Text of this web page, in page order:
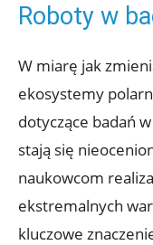
Roboty w
W miarę jak
ekosystemy
dotyczące badań‍
stają się
naukowcom
ekstremalnych
kluczowe⁤